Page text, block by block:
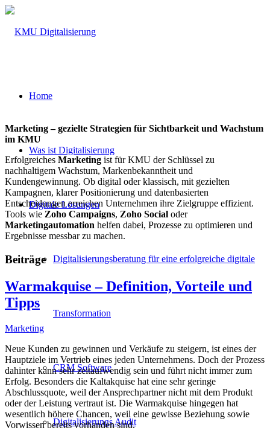
Home
Was ist Digitalisierung
Digitale Lösungen
Digitalisierungsberatung für eine erfolgreiche digitale
Transformation
CRM Software
Digitalisierungs Audit
Marketing – gezielte Strategien für Sichtbarkeit und Wachstum
im KMU
Erfolgreiches Marketing ist für KMU der Schlüssel zu
nachhaltigem Wachstum, Markenbekanntheit und
Kundengewinnung. Ob digital oder klassisch, mit gezielten
Kampagnen, klarer Positionierung und datenbasierten
Entscheidungen erreichen Unternehmen ihre Zielgruppe effizient.
Tools wie Zoho Campaigns, Zoho Social oder
Marketingautomation helfen dabei, Prozesse zu optimieren und
Ergebnisse messbar zu machen.
Beiträge
Warmakquise – Definition, Vorteile und
Tipps
Marketing
Neue Kunden zu gewinnen und Verkäufe zu steigern, ist eines der
Hauptziele im Vertrieb eines jeden Unternehmens. Doch der Prozess
dahinter kann sehr zeitaufwendig sein und führt nicht immer zum
Erfolg. Besonders die Kaltakquise hat eine sehr geringe
Abschlussquote, weil der Ansprechpartner nicht mit dem Produkt
oder der Leistung vertraut ist. Die Warmakquise hingegen hat
wesentlich höhere Chancen, weil eine gewisse Beziehung sowie
Vorwissen bereits vorhanden sind.